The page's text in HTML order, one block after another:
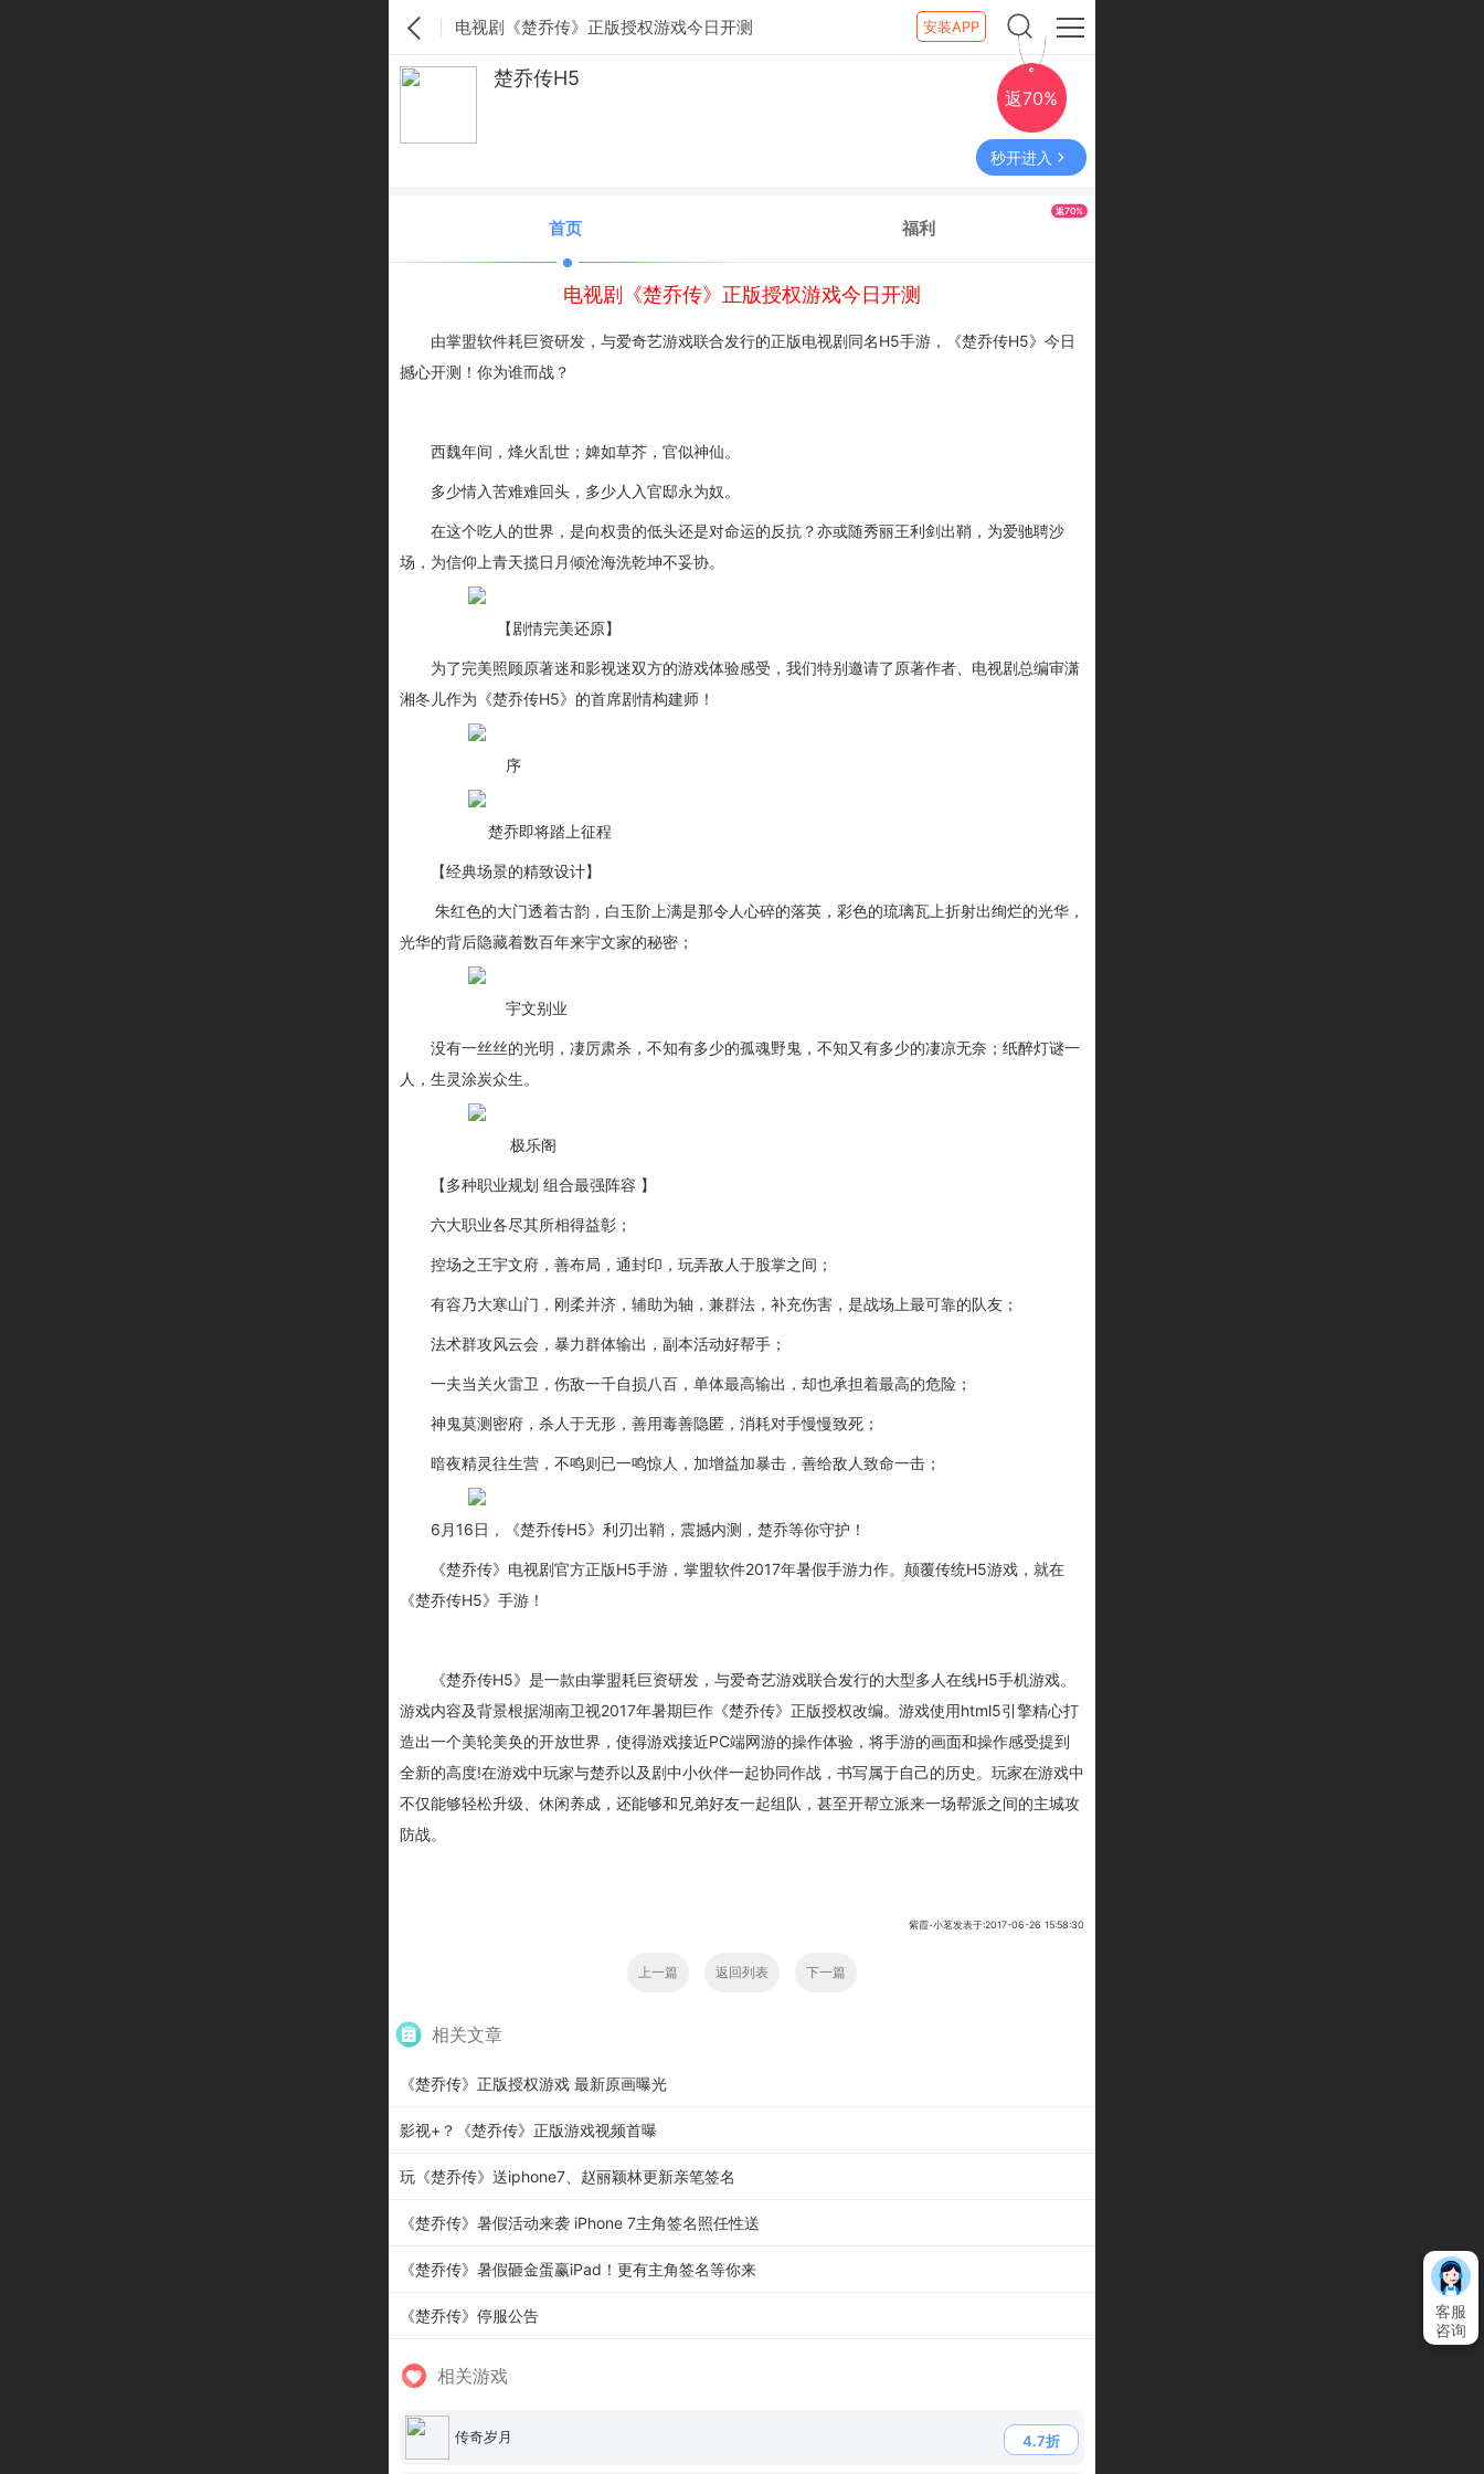
电视剧《楚乔传》正版授权游戏今日开测 安装APP
楚乔传H5
返70%
秒开进入
首页 福利
返70%
电视剧《楚乔传》正版授权游戏今日开测
由掌盟软件耗巨资研发，与爱奇艺游戏联合发行的正版电视剧同名H5手游，《楚乔传H5》今日
撼心开测！你为谁而战？
西魏年间，烽火乱世；婢如草芥，官似神仙。
多少情入苦难难回头，多少人入官邸永为奴。
在这个吃人的世界，是向权贵的低头还是对命运的反抗？亦或随秀丽王利剑出鞘，为爱驰聘沙
场，为信仰上青天揽日月倾沧海洗乾坤不妥协。
【剧情完美还原】
为了完美照顾原著迷和影视迷双方的游戏体验感受，我们特别邀请了原著作者、电视剧总编审潇
湘冬儿作为《楚乔传H5》的首席剧情构建师！
序
楚乔即将踏上征程
【经典场景的精致设计】
朱红色的大门透着古韵，白玉阶上满是那令人心碎的落英，彩色的琉璃瓦 上折射出绚烂的光华，
光华的背后隐藏着数百年来宇文家的秘密；
宇文别业
没有一丝丝的光明，凄厉肃杀，不知有多少的孤魂野鬼，不知又有多少的凄凉无奈；纸醉灯谜一
人，生灵涂炭众生。
极乐阁
【多种职业规划 组合最强阵容 】
六大职业各尽其所相得益彰；
控场之王宇文府，善布局，通封印，玩弄敌人于股掌之间；
有容乃大寒山门，刚柔并济，辅助为轴，兼群法，补充伤害，是战场上最可靠的队友；
法术群攻风云会，暴力群体输出，副本活动好帮手；
一夫当关火雷卫，伤敌一千自损八百，单体最高输出，却也承担着最高的危险；
神鬼莫测密府，杀人于无形，善用毒善隐匿，消耗对手慢慢致死；
暗夜精灵往生营，不鸣则已一鸣惊人，加增益加暴击，善给敌人致命一击；
6 月16日，《楚乔传H5》利刃出鞘，震撼内测，楚乔等你守护！
《楚乔传》电视剧官方正版H5手游，掌盟软件2017年暑假手游力作。颠覆传统H5游戏，就在
《楚乔传H5》手游！
《楚乔传H5》是一款由掌盟耗巨资研发，与爱奇艺游戏联合发行的大型多人在线H5手机游戏。
游戏内容及背景根据湖南卫视2017年暑期巨作《楚乔传》正版授权改编。游戏使用html5引擎精心打
造出一个美轮美奂的开放世界，使得游戏接近PC端网游的操作体验，将手游的画面和操作感受提到
全新的高度!在游戏中玩家与楚乔以及剧中小伙伴一起协同作战，书写属于自己的历史。玩家在游戏中
不仅能够轻松升级、休闲养成，还能够和兄弟好友一起组队，甚至开帮立派来一场帮派之间的主城攻
防战。
紫霞-小茗发表于:2017-06-26 15:58:30
上一篇 返回列表 下一篇
相关文章
《楚乔传》正版授权游戏 最新原画曝光
影视+？《楚乔传》正版游戏视频首曝
玩《楚乔传》送iphone7、赵丽颖林更新亲笔签名
《楚乔传》暑假活动来袭 iPhone 7主角签名照任性送
《楚乔传》暑假砸金蛋赢iPad！更有主角签名等你来
《楚乔传》停服公告
相关游戏
传奇岁月 4.7折
客服
咨询